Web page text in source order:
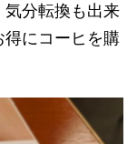
分転換も出来
得にコーヒを購